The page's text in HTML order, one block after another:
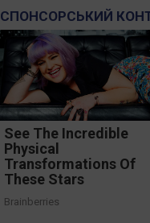
СПОНСОРСЬКИЙ
See The Incredible
Physical
Transformations Of
These Stars
Brainberries